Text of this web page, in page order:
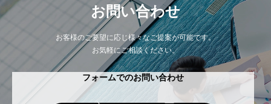
お問い合わせ
お客様のご要望に応じ様々なご提案が可能です。
お気軽にご相談ください。
フォームでのお問い合わせ